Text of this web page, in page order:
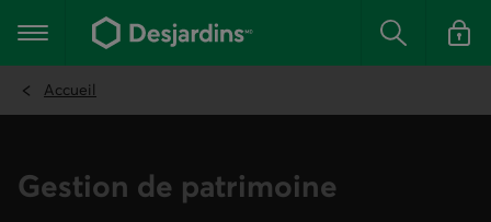
contenu
Menu principal Rechercher
Se
Accueil
Gestion de patrimoine